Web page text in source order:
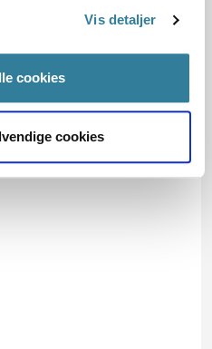
Vis detaljer
cookies
cookies